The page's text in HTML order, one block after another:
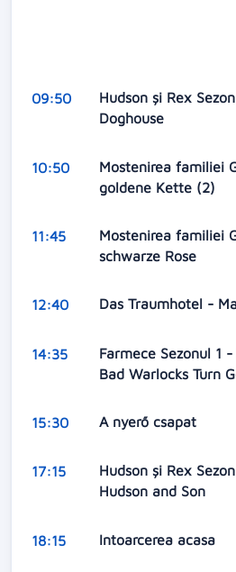
09:50
Hudson și Rex
Doghouse
10:50
Mostenirea familiei
goldene Kette (2)
11:45
Mostenirea familiei
schwarze Rose
12:40 Das Traumhotel -
14:35
Farmece Sezonul 1
Bad Warlocks Turn
15:30 A nyerő csapat
17:15
Hudson și Rex
Hudson and Son
18:15 Intoarcerea acasa